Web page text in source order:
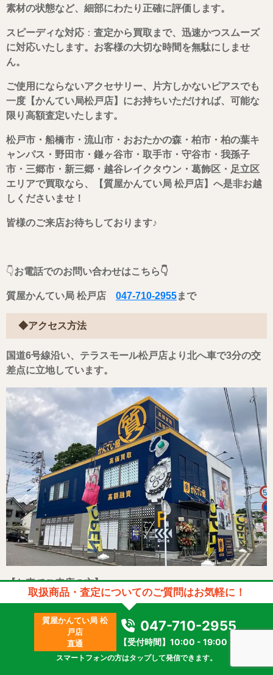
素材の状態など、細部にわたり正確に評価します。
スピーディな対応 ： 査定から買取まで、迅速かつスムーズ
に対応いたします。お客様の大切な時間を無駄にしませ
ん。
ご使用にならないアクセサリー、片方しかないピアスでも
一度【かんてい局松戸店】にお持ちいただければ、可能な
限り高額査定いたします。
松戸市・船橋市・流山市・おおたかの森・柏市・柏の葉キ
ャンパス・野田市・鎌ヶ谷市・取手市・守谷市・我孫子
市・ 三郷市・新三郷・越谷レイクタウン・葛飾区・足立区
エリアで買取なら、【質屋かんてい局 松戸店】へ是非お越
しくださいませ！
皆様のご来店お待ちしております♪
👇お電話でのお問い合わせはこちら👇
質屋かんてい局 松戸店 047-710-2955まで
◆アクセス方法
国道6号線沿い、テラスモール松戸店より北へ車で3分の交
差点に立地しています。
【お車でご来店の方】
国道6号線（水戸街道）沿い、テラスモール松戸より北へ車
で3分の交差点「小金消防署入口」に立地しています。青と
黄色の質の看板、のぼりが目印です。
松戸方面からお越しの方は、木曽路さんを右手に見た交差
点を過ぎて左折すると、すぐに駐車場がございます。
取扱商品・査定についてのご質問はお気軽に！
質屋かんてい局 松
戸店
直通
047-710-2955
【受付時間】10:00 - 19:00
スマートフォンの方はタップして発信できます。